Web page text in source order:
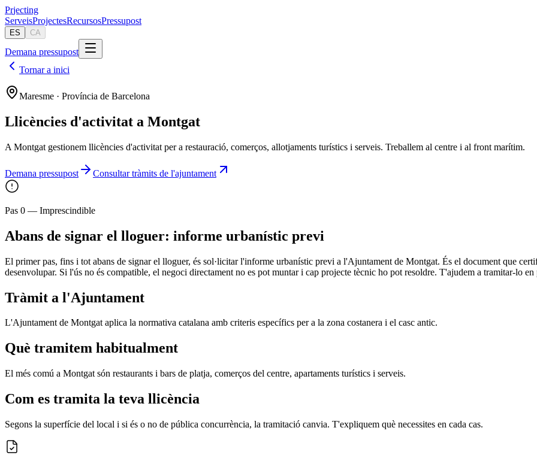
Prjecting
ServeisProjectesRecursosPressupost
ES CA
Demana pressupost
Tornar a inici
Maresme · Província de Barcelona
Llicències d'activitat a Montgat
A Montgat gestionem llicències d'activitat per a restauració, comerços, allotjaments turístics i serveis. Treballem al centre i al front marítim.
Demana pressupost Consultar tràmits de l'ajuntament
Pas 0 — Imprescindible
Abans de signar el lloguer: informe urbanístic previ
El primer pas, fins i tot abans de signar el lloguer, és sol·licitar l'informe urbanístic previ a l'Ajuntament de Montgat. És el document que
desenvolupar. Si l'ús no és compatible, el negoci directament no es pot muntar i cap projecte tècnic ho pot resoldre. T'ajudem a tramitar-lo
Tràmit a l'Ajuntament
L'Ajuntament de Montgat aplica la normativa catalana amb criteris específics per a la zona costanera i el casc antic.
Què tramitem habitualment
El més comú a Montgat són restaurants i bars de platja, comerços del centre, apartaments turístics i serveis.
Com es tramita la teva llicència
Segons la superfície del local i si és o no de pública concurrència, la tramitació canvia. T'expliquem què necessites en cada cas.